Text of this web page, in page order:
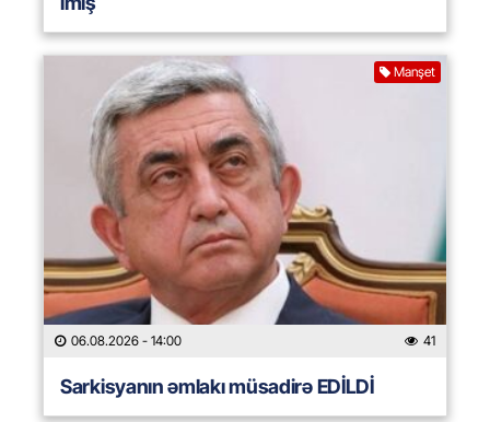
Manşet
06.08.2026 - 14:00 41
Sarkisyanın əmlakı müsadirə EDİLDİ